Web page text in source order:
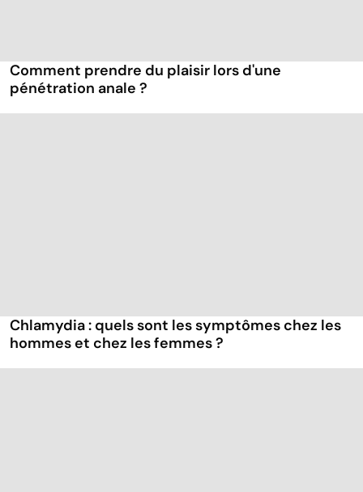
Comment prendre du plaisir lors d'une
pénétration anale ?
Chlamydia : quels sont les symptômes chez les
hommes et chez les femmes ?